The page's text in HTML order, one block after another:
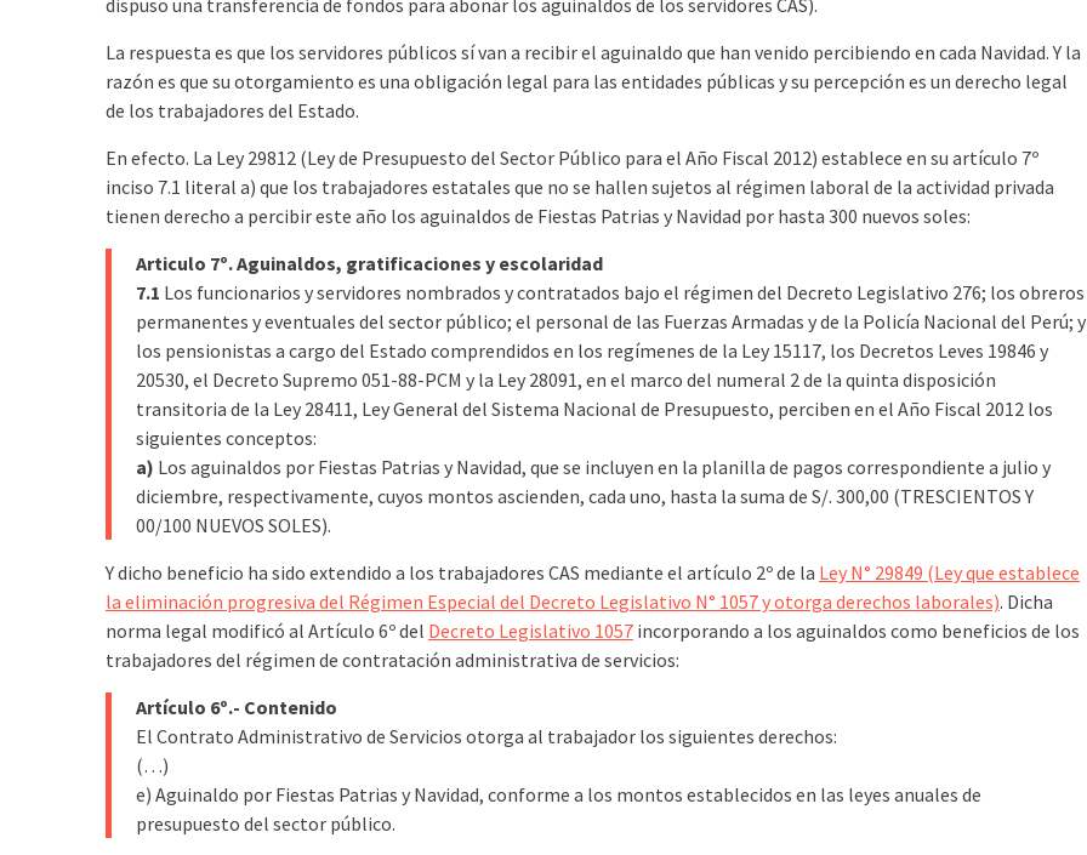
dispuso una transferencia de fondos para abonar los aguinaldos de los servidores CAS).
La respuesta es que los servidores públicos sí van a recibir el aguinaldo que han venido percibiendo en cada Navidad. Y la
razón es que su otorgamiento es una obligación legal para las entidades públicas y su percepción es un derecho legal
de los trabajadores del Estado.
En efecto. La Ley 29812 (Ley de Presupuesto del Sector Público para el Año Fiscal 2012) establece en su artículo 7º
inciso 7.1 literal a) que los trabajadores estatales que no se hallen sujetos al régimen laboral de la actividad privada
tienen derecho a percibir este año los aguinaldos de Fiestas Patrias y Navidad por hasta 300 nuevos soles:
Articulo 7º. Aguinaldos, gratificaciones y escolaridad
7.1 Los funcionarios y servidores nombrados y contratados bajo el régimen del Decreto Legislativo 276; los obreros
permanentes y eventuales del sector público; el personal de las Fuerzas Armadas y de la Policía Nacional del Perú; y
los pensionistas a cargo del Estado comprendidos en los regímenes de la Ley 15117, los Decretos Leves 19846 y
20530, el Decreto Supremo 051-88-PCM y la Ley 28091, en el marco del numeral 2 de la quinta disposición
transitoria de la Ley 28411, Ley General del Sistema Nacional de Presupuesto, perciben en el Año Fiscal 2012 los
siguientes conceptos:
a) Los aguinaldos por Fiestas Patrias y Navidad, que se incluyen en la planilla de pagos correspondiente a julio y
diciembre, respectivamente, cuyos montos ascienden, cada uno, hasta la suma de S/. 300,00 (TRESCIENTOS Y
00/100 NUEVOS SOLES).
Y dicho beneficio ha sido extendido a los trabajadores CAS mediante el artículo 2º de la Ley N° 29849 (Ley que establece
la eliminación progresiva del Régimen Especial del Decreto Legislativo N° 1057 y otorga derechos laborales). Dicha
norma legal modificó al Artículo 6º del Decreto Legislativo 1057 incorporando a los aguinaldos como beneficios de los
trabajadores del régimen de contratación administrativa de servicios:
Artículo 6º.- Contenido
El Contrato Administrativo de Servicios otorga al trabajador los siguientes derechos:
(…)
e) Aguinaldo por Fiestas Patrias y Navidad, conforme a los montos establecidos en las leyes anuales de
presupuesto del sector público.